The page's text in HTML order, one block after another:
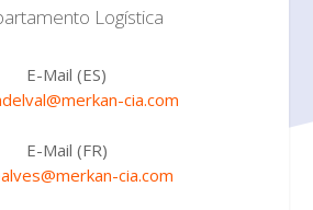
Logística
E-Mail (ES)
cia.com
E-Mail (FR)
cia.com